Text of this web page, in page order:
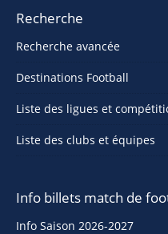
Recherche
Recherche avancée
Destinations Football
Liste des ligues et
Liste des clubs et équipes
Info billets match de
Info Saison 2026-2027